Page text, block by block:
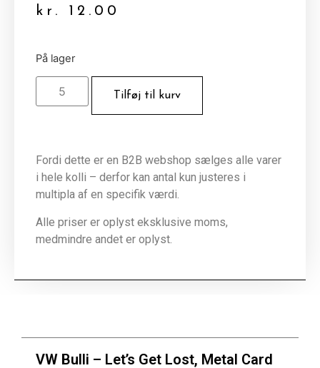
kr. 12.00
På lager
Tilføj til kurv
Fordi dette er en B2B webshop sælges alle varer
i hele kolli – derfor kan antal kun justeres i
multipla af en specifik værdi.
Alle priser er oplyst eksklusive moms,
medmindre andet er oplyst.
VW Bulli – Let’s Get Lost, Metal Card